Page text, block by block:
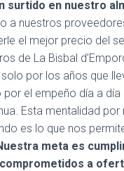
surtido en nuestro
a nuestros
el mejor precio del
de La Bisbal
por los años que
el empeño día a día
Esta mentalidad
es lo que nos
meta es
comprometidos a